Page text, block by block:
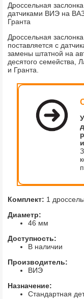
Дроссельная
датчиками ВИЭ на
Гранта
Дроссельная
поставляется с
замены штатной на
десятого семейства,
и Гранта.
Комплект: 1
Диаметр:
46 мм
Доступность:
В наличии
Производитель:
ВИЭ
Назначение:
Стандартная